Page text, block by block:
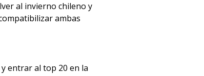
al invierno chileno y
ambas
entrar al top 20 en la